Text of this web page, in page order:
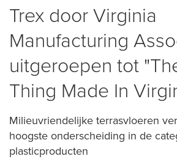
Trex door Virginia
Manufacturing
uitgeroepen tot
Thing Made In
Milieuvriendelijke terrasvloeren
hoogste onderscheiding in de
plasticproducten